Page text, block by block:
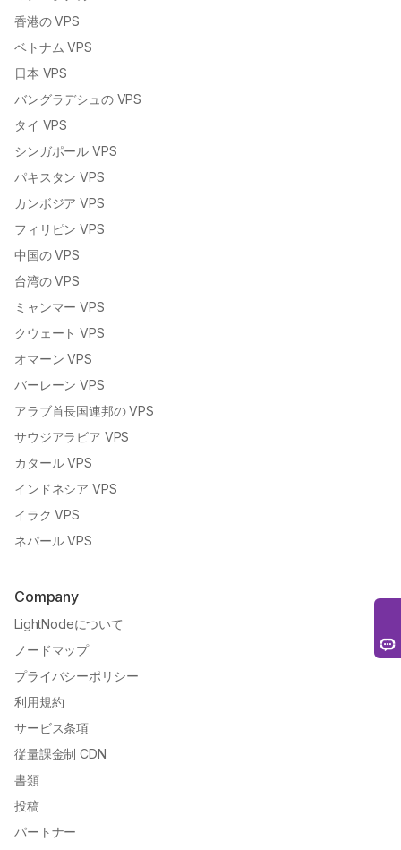
香港の VPS
ベトナム VPS
日本 VPS
バングラデシュの VPS
タイ VPS
シンガポール VPS
パキスタン VPS
カンボジア VPS
フィリピン VPS
中国の VPS
台湾の VPS
ミャンマー VPS
クウェート VPS
オマーン VPS
バーレーン VPS
アラブ首長国連邦の VPS
サウジアラビア VPS
カタール VPS
インドネシア VPS
イラク VPS
ネパール VPS
Company
LightNodeについて
ノードマップ
プライバシーポリシー
利用規約
サービス条項
従量課金制 CDN
書類
投稿
パートナー